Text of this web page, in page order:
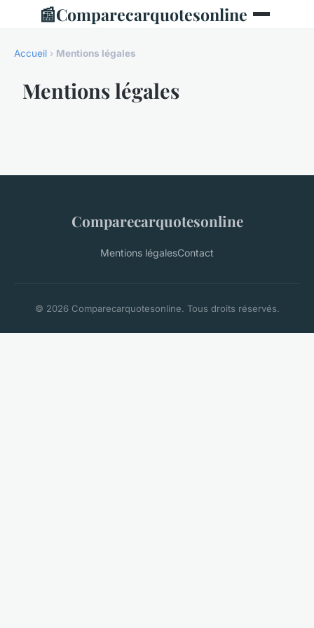
📰Comparecarquotesonline
Accueil › Mentions légales
Mentions légales
Comparecarquotesonline
Mentions légalesContact
© 2026 Comparecarquotesonline. Tous droits réservés.